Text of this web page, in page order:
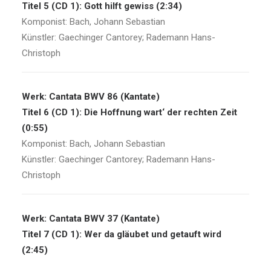
Titel 5 (CD 1): Gott hilft gewiss (2:34)
Komponist: Bach, Johann Sebastian
Künstler: Gaechinger Cantorey; Rademann Hans-
Christoph
Werk: Cantata BWV 86 (Kantate)
Titel 6 (CD 1): Die Hoffnung wart‘ der rechten Zeit
(0:55)
Komponist: Bach, Johann Sebastian
Künstler: Gaechinger Cantorey; Rademann Hans-
Christoph
Werk: Cantata BWV 37 (Kantate)
Titel 7 (CD 1): Wer da gläubet und getauft wird
(2:45)